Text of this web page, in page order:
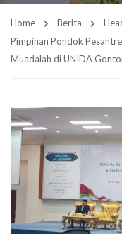
Home Berita
Pimpinan Pondok
Muadalah di UNIDA